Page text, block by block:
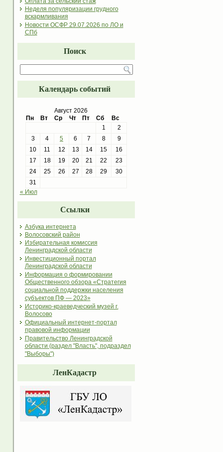
Неделя популяризации грудного
вскармливания
Новости ОСФР 29.07.2026 по ЛО и
СПб
Поиск
Календарь событий
Август 2026
Пн
Вт Ср Чт Пт Сб
Вс
1
2
3
4 5 6 7 8
9
10
11 12 13 14 15
16
17
18 19 20 21 22
23
24
25 26 27 28 29
30
31
« Июл
Ссылки
Азбука интернета
Волосовский район
Избирательная комиссия
Ленинградской области
Инвестиционный портал
Ленинградской области
Информация о формировании
Общественного обзора «Стратегия
социальной поддержки населения
субъектов ПФ — 2023»
Историко-краеведческий музей г.
Волосово
Официальный интернет-портал
правовой информации
Правительство Ленинградской
области (раздел "Власть", подраздел
"Выборы")
ЛенКадастр